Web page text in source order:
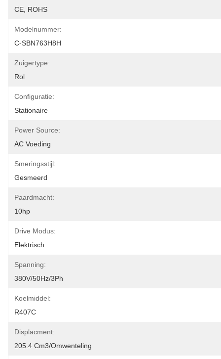
CE, ROHS
Modelnummer:
C-SBN763H8H
Zuigertype:
Rol
Configuratie:
Stationaire
Power Source:
AC Voeding
Smeringsstijl:
Gesmeerd
Paardmacht:
10hp
Drive Modus:
Elektrisch
Spanning:
380V/50Hz/3Ph
Koelmiddel:
R407C
Displacment:
205.4 Cm3/omwenteling